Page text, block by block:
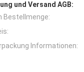
und Versand AGB:
Bestellmenge:
Informationen: